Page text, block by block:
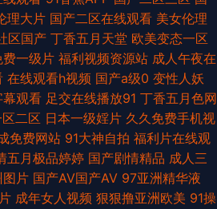
91蜜臀中文字幕 四虎四级av 91第一国产视频
91网站免费看 黑丝探花 色天堂传媒 91国产在
人区 欧美影片网站推荐 91黑丝色在线 91亚洲
91n免费在线视频 成人伊人9 熟女亚洲一区二
在线观看 麻豆国产免费福利 性爱99网 91福
理大片 国产二区在线观看 美女伦理
区国产 丁香五月天堂 欧美变态一区
费一级片 福利视频资源站 成人午夜在
在线观看h视频 国产a级0 变性人妖
幕观看 足交在线播放91 丁香五月色网
二区 日本一级婬片 久久免费手机视
免费网站 91大神自拍 福利片在线观
五月极品婷婷 国产剧情精品 成人三
图片 国产AV国产AV 97亚洲精华液
成年女人视频 狠狠撸亚洲欧美 91操